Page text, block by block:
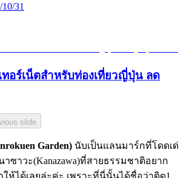
31
อร์เน็ตสำหรับท่องเที่ยวญี่ปุ่น ลด
slide
Garden) นับเป็นแลนมาร์กที่โดดเด่
ซาวะ(Kanazawa)ที่สายธรรมชาติอยาก